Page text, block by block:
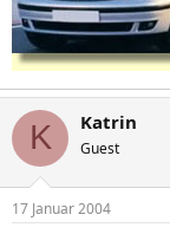
K Katrin
Guest
17 Januar 2004